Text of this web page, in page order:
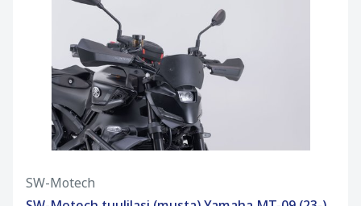
SW-Motech